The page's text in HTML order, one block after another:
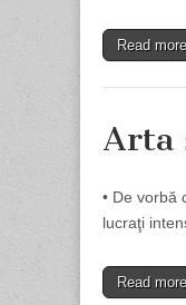
Read
Arta
• De vorbă
lucraţi
Read